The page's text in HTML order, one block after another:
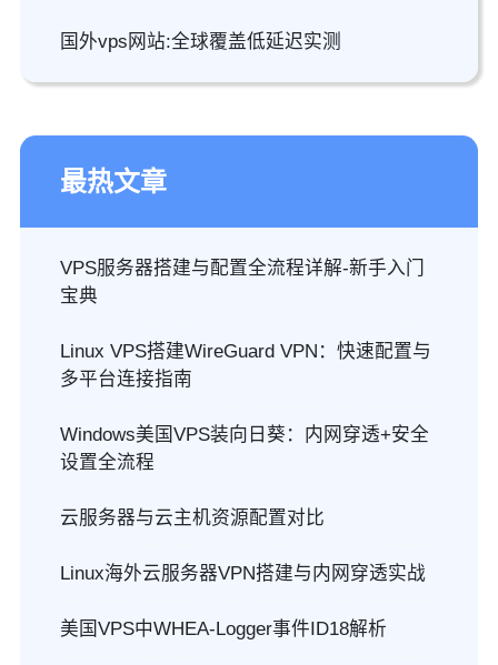
国外vps网站:全球覆盖低延迟实测
最热文章
VPS服务器搭建与配置全流程详解-新手入门
宝典
Linux VPS搭建WireGuard VPN：快速配置与
多平台连接指南
Windows美国VPS装向日葵：内网穿透+安全
设置全流程
云服务器与云主机资源配置对比
Linux海外云服务器VPN搭建与内网穿透实战
美国VPS中WHEA-Logger事件ID18解析